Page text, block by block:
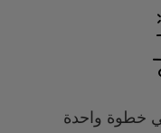
في خطوة واحدة